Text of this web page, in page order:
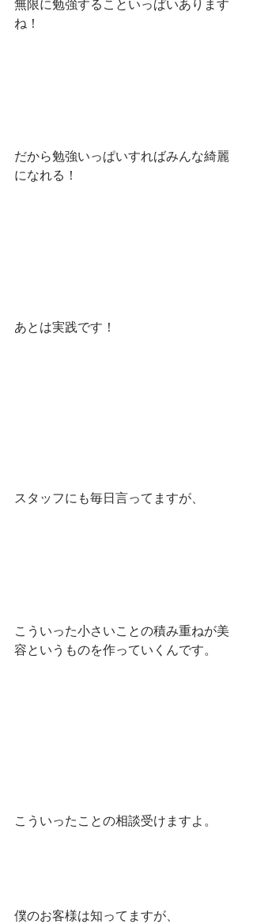
無限に勉強することいっぱいあります
ね！
だから勉強いっぱいすればみんな綺麗
になれる！
あとは実践です！
スタッフにも毎日言ってますが、
こういった小さいことの積み重ねが美
容というものを作っていくんです。
こういったことの相談受けますよ。
僕のお客様は知ってますが、